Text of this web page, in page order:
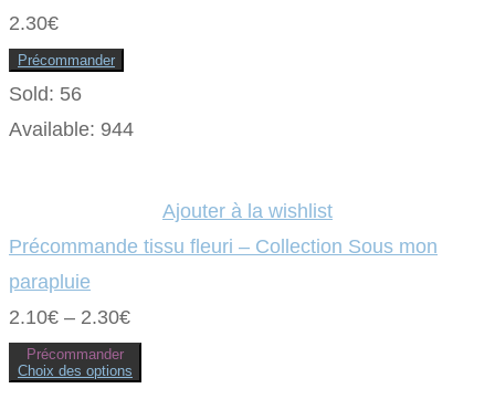
2.30€
Précommander
Sold: 56
Available: 944
Ajouter à la wishlist
Précommande tissu fleuri – Collection Sous mon
parapluie
2.10€ – 2.30€
Précommander
Choix des options
Ce